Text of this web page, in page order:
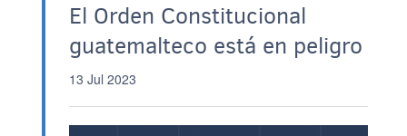
El Orden Constitucional
guatemalteco está en peligro
13 Jul 2023